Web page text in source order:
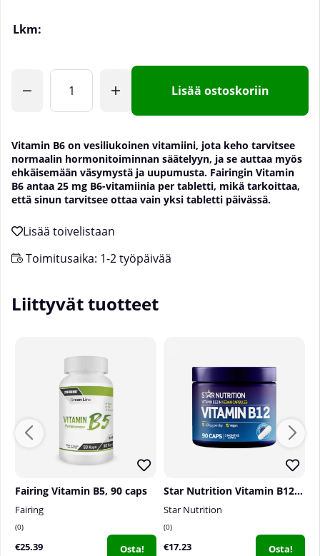
Lkm:
Lisää ostoskoriin
Vitamin B6 on vesiliukoinen vitamiini, jota keho tarvitsee
normaalin hormonitoiminnan säätelyyn, ja se auttaa myös
ehkäisemään väsymystä ja uupumusta. Fairingin Vitamin
B6 antaa 25 mg B6-vitamiinia per tabletti, mikä tarkoittaa,
että sinun tarvitsee ottaa vain yksi tabletti päivässä.
Toimitusaika: 1-2 työpäivää
Liittyvät tuotteet
Fairing Vitamin B5, 90 caps
Fairing
0
€25.39 Osta!
Star Nutrition Vitamin B12, 90 caps
Star Nutrition
0
€17.23 Osta!